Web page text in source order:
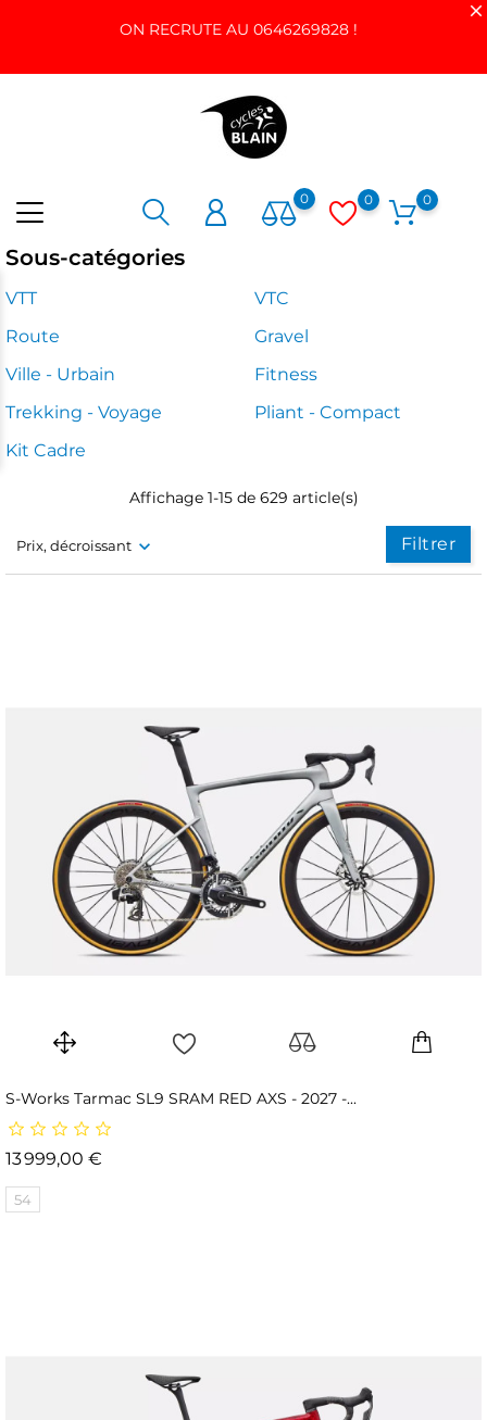
ON RECRUTE AU 0646269828 !
0 0 0
Sous-catégories
VTT
VTC
Route
Gravel
Ville - Urbain
Fitness
Trekking - Voyage
Pliant - Compact
Kit Cadre
Prix, décroissant Filtrer
Affichage 1-15 de 629 article(s)
S-Works Tarmac SL9 SRAM RED AXS - 2027 -...
13 999,00 €
54